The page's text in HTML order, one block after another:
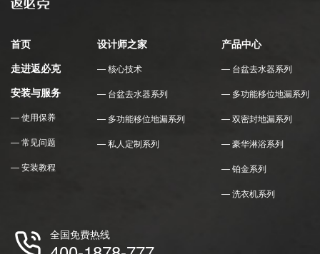
首页
走进返必克
安装与服务
— 使用保养
— 常见问题
— 安装教程
设计师之家
— 核心技术
— 台盆去水器系列
— 多功能移位地漏系列
— 私人定制系列
产品中心
— 台盆去水器系列
— 多功能移位地漏系列
— 双密封地漏系列
— 豪华淋浴系列
— 铂金系列
— 洗衣机系列
全国免费热线